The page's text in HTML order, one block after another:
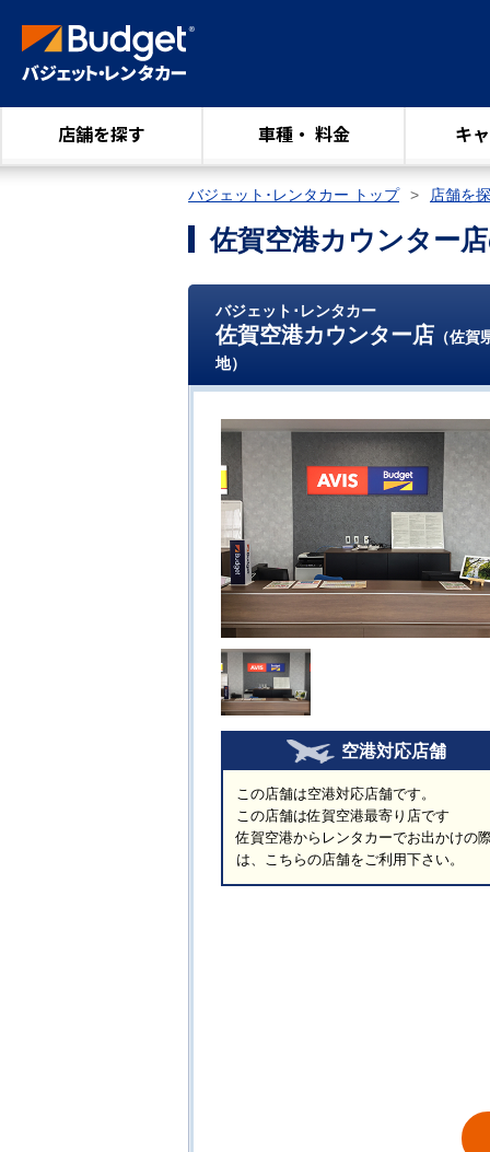
店舗を探す 車種・ 料金 キ
バジェット･レンタカー トップ 店舗を
佐賀空港カウンター
バジェット･レンタカー
佐賀空港カウンター店 （佐
地）
空港対応店舗
この店舗は空港対応店舗です。
この店舗は佐賀空港最寄り店です
佐賀空港からレンタカーでお出かけの
は、こちらの店舗をご利用下さい。